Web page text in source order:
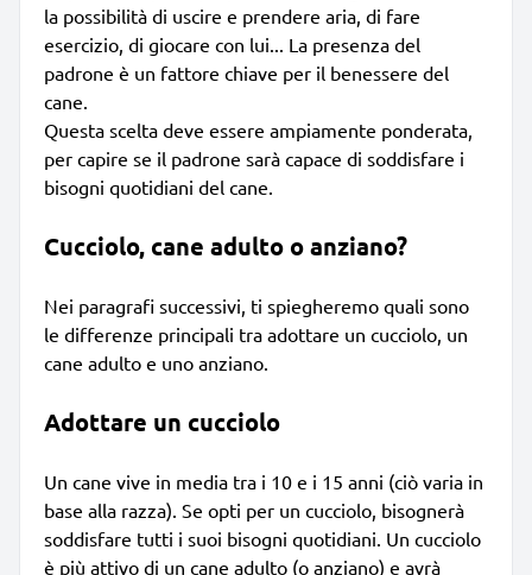
la possibilità di uscire e prendere aria, di fare
esercizio, di giocare con lui... La presenza del
padrone è un fattore chiave per il benessere del
cane.
Questa scelta deve essere ampiamente ponderata,
per capire se il padrone sarà capace di soddisfare i
bisogni quotidiani del cane.
Cucciolo, cane adulto o anziano?
Nei paragrafi successivi, ti spiegheremo quali sono
le differenze principali tra adottare un cucciolo, un
cane adulto e uno anziano.
Adottare un cucciolo
Un cane vive in media tra i 10 e i 15 anni (ciò varia in
base alla razza). Se opti per un cucciolo, bisognerà
soddisfare tutti i suoi bisogni quotidiani. Un cucciolo
è più attivo di un cane adulto (o anziano) e avrà